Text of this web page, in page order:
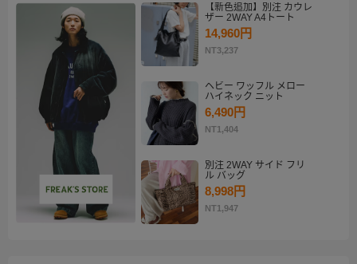
【新色追加】別注 カウレ
ザー 2WAY A4トート
14,960円
NT3,237
ヘビー ワッフル メロー
ハイネック ニット
6,490円
NT1,404
別注 2WAY サイド フリ
ル バッグ
8,998円
NT1,947